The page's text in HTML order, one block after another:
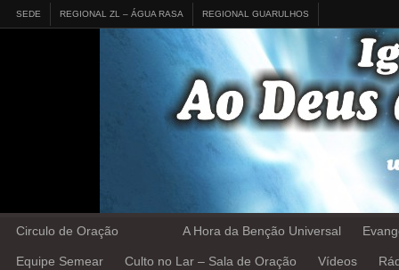
SEDE REGIONAL ZL – ÁGUA RASA REGIONAL GUARULHOS
Circulo de Oração A Hora da Benção Universal
Equipe Semear Culto no Lar – Sala de Oração Vídeos